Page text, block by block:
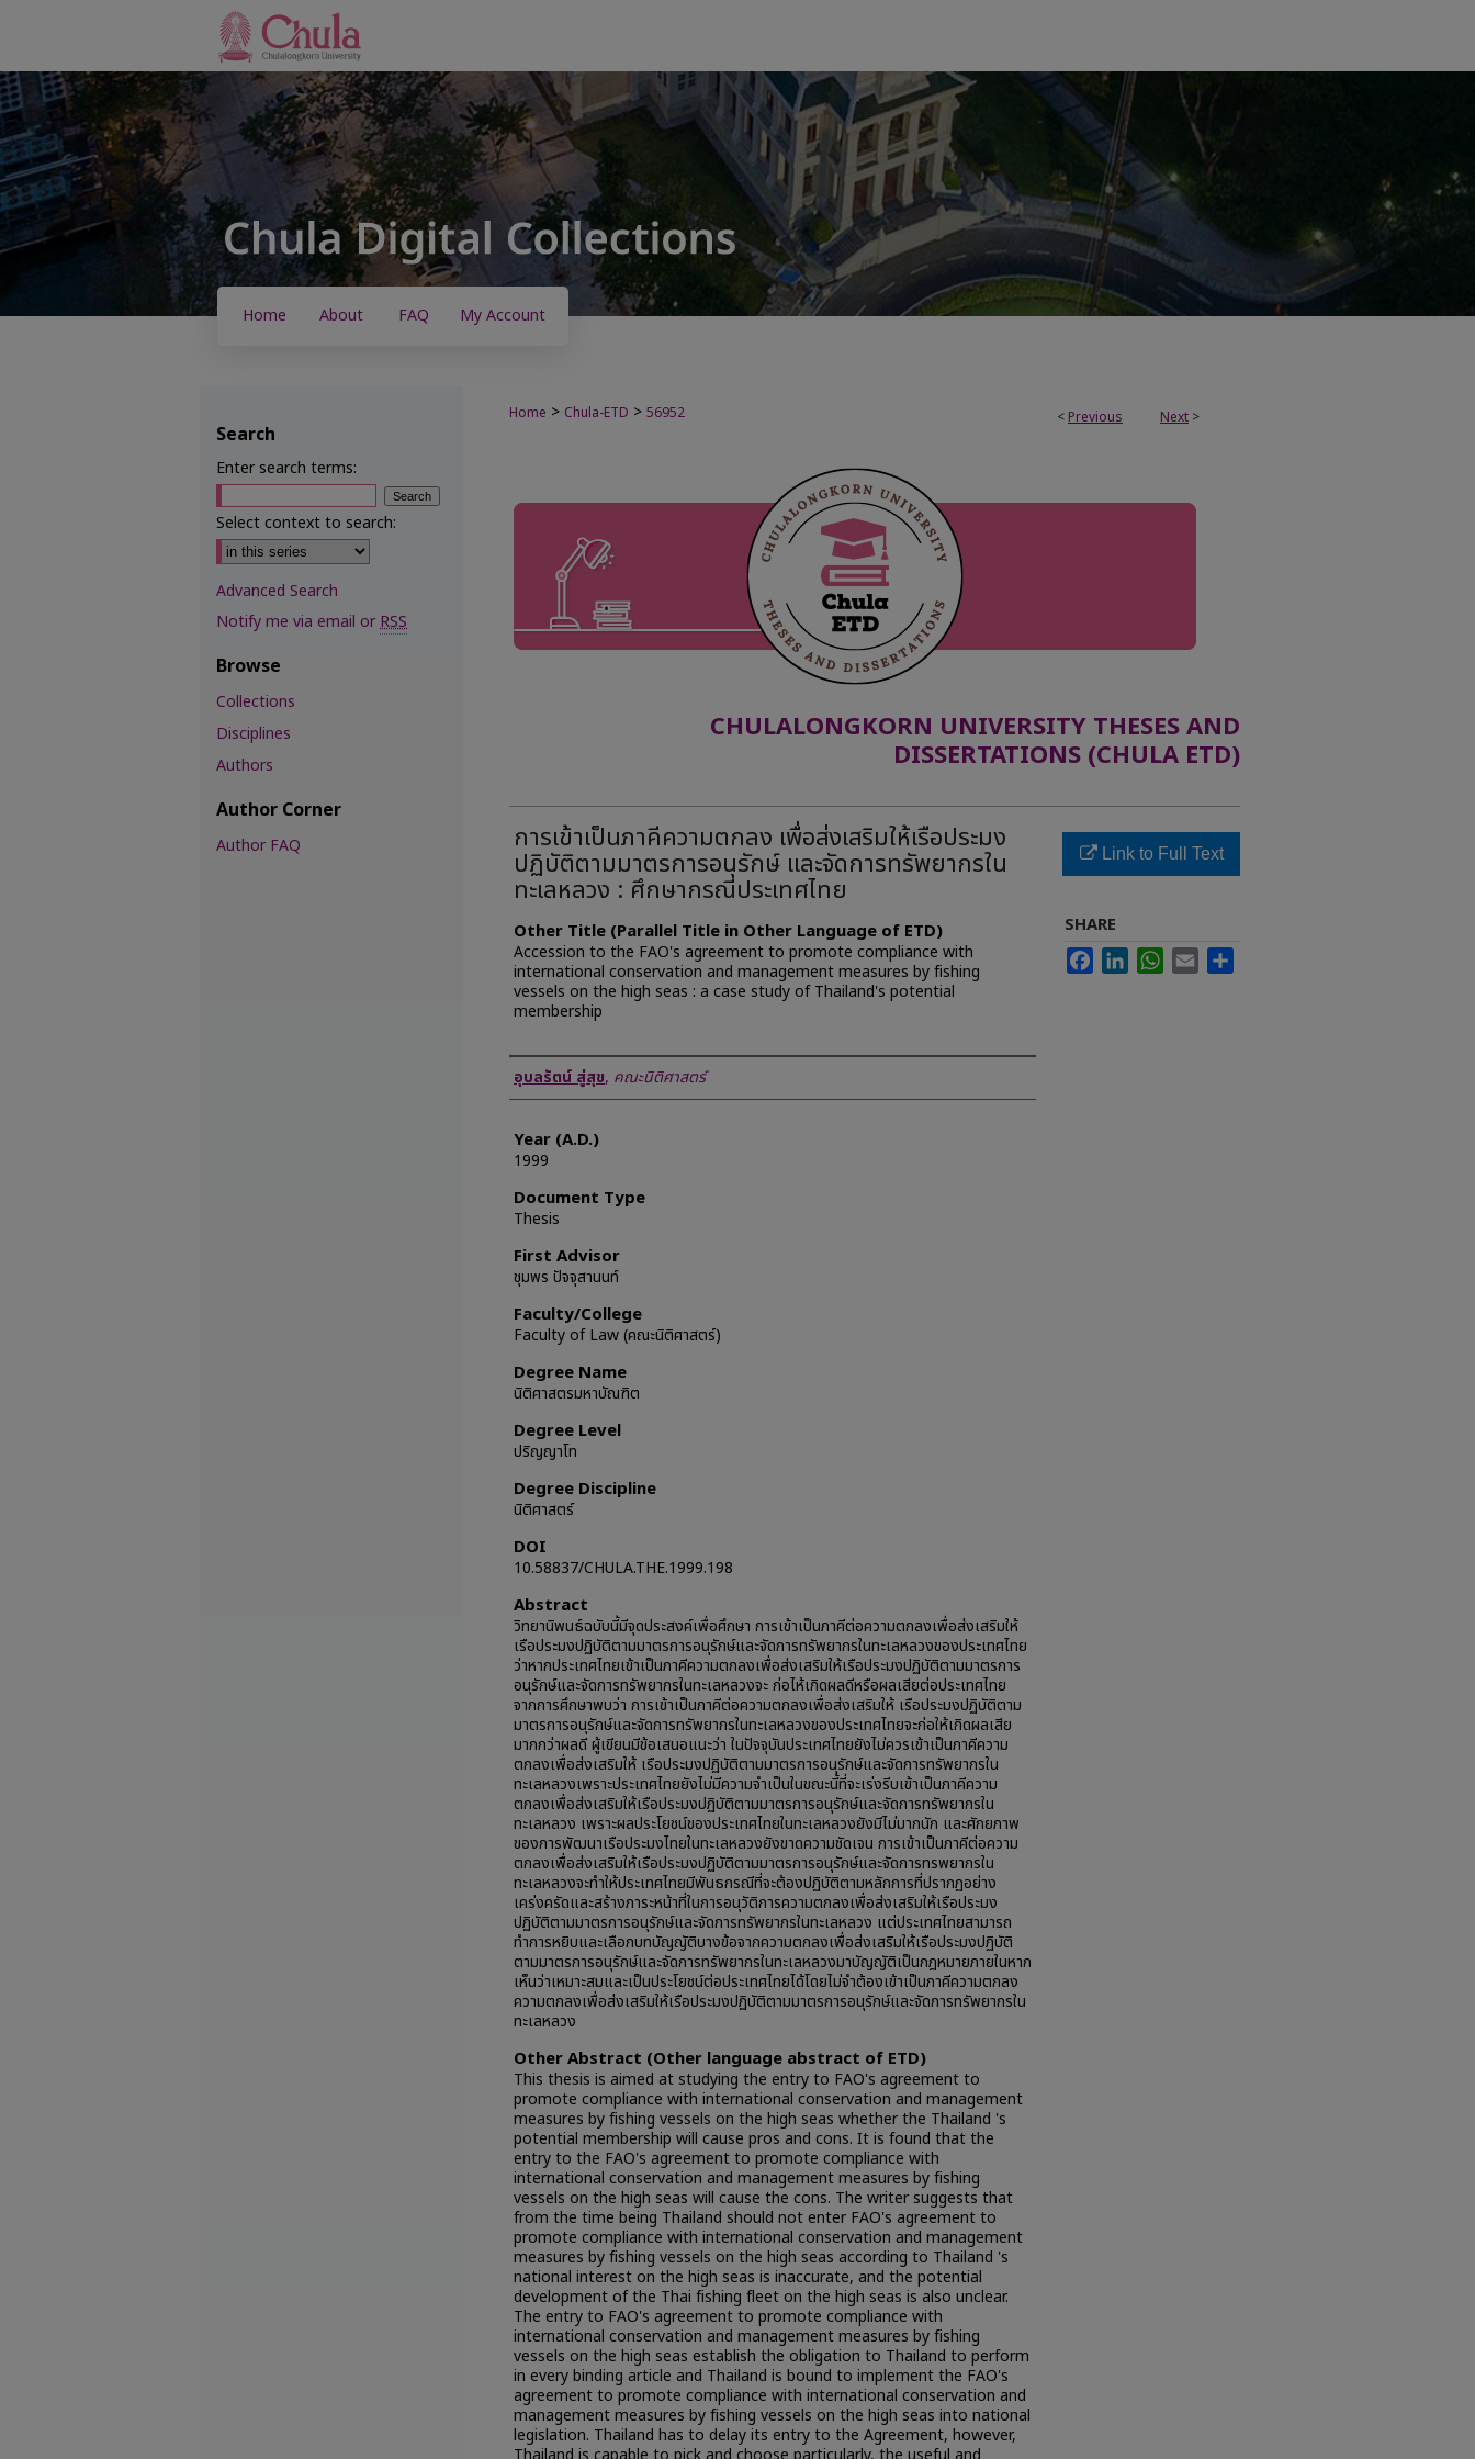
Home About FAQ My Account
< Previous Next >
Home > Chula-ETD > 56952
CHULALONGKORN UNIVERSITY THESES AND
DISSERTATIONS (CHULA ETD)
การเข้าเป็นภาคีความตกลง เพื่อส่งเสริมให้เรือประมง
ปฏิบัติตามมาตรการอนุรักษ์ และจัดการทรัพยากรใน
ทะเลหลวง : ศึกษากรณีประเทศไทย
Other Title (Parallel Title in Other Language of ETD)
Accession to the FAO's agreement to promote compliance with
international conservation and management measures by fishing
vessels on the high seas : a case study of Thailand's potential
membership
Author
อุบลรัตน์ สู่สุข, คณะนิติศาสตร์
Year (A.D.)
1999
Document Type
Thesis
First Advisor
ชุมพร ปัจจุสานนท์
Faculty/College
Faculty of Law (คณะนิติศาสตร์)
Degree Name
นิติศาสตรมหาบัณฑิต
Degree Level
ปริญญาโท
Degree Discipline
นิติศาสตร์
DOI
10.58837/CHULA.THE.1999.198
Abstract
วิทยานิพนธ์ฉบับนี้มีจุดประสงค์เพื่อศึกษา การเข้าเป็นภาคีต่อความตกลงเพื่อส่งเสริมให้
เรือประมงปฏิบัติตามมาตรการอนุรักษ์และจัดการทรัพยากรในทะเลหลวงของประเทศไทย
ว่าหากประเทศไทยเข้าเป็นภาคีความตกลงเพื่อส่งเสริมให้เรือประมงปฏิบัติตามมาตรการ
อนุรักษ์และจัดการทรัพยากรในทะเลหลวงจะ ก่อไห้เกิดผลดีหรือผลเสียต่อประเทศไทย
จากการศึกษาพบว่า การเข้าเป็นภาคีต่อความตกลงเพื่อส่งเสริมให้ เรือประมงปฏิบัติตาม
มาตรการอนุรักษ์และจัดการทรัพยากรในทะเลหลวงของประเทศไทยจะก่อให้เกิดผลเสีย
มากกว่าผลดี ผู้เขียนมีข้อเสนอแนะว่า ในปัจจุบันประเทศไทยยังไม่ควรเข้าเป็นภาคีความ
ตกลงเพื่อส่งเสริมให้ เรือประมงปฏิบัติตามมาตรการอนุรักษ์และจัดการทรัพยากรใน
ทะเลหลวงเพราะประเทศไทยยังไม่มีความจำเป็นในขณะนี้ที่จะเร่งรีบเข้าเป็นภาคีความ
ตกลงเพื่อส่งเสริมให้เรือประมงปฏิบัติตามมาตรการอนุรักษ์และจัดการทรัพยากรใน
ทะเลหลวง เพราะผลประโยชน์ของประเทศไทยในทะเลหลวงยังมีไม่มากนัก และศักยภาพ
ของการพัฒนาเรือประมงไทยในทะเลหลวงยังขาดความชัดเจน การเข้าเป็นภาคีต่อความ
ตกลงเพื่อส่งเสริมให้เรือประมงปฏิบัติตามมาตรการอนุรักษ์และจัดการทรพยากรใน
ทะเลหลวงจะทำให้ประเทศไทยมีพันธกรณีที่จะต้องปฏิบัติตามหลักการที่ปรากฏอย่าง
เคร่งครัดและสร้างภาระหน้าที่ในการอนุวัติการความตกลงเพื่อส่งเสริมให้เรือประมง
ปฏิบัติตามมาตรการอนุรักษ์และจัดการทรัพยากรในทะเลหลวง แต่ประเทศไทยสามารถ
ทำการหยิบและเลือกบทบัญญัติบางข้อจากความตกลงเพื่อส่งเสริมให้เรือประมงปฏิบัติ
ตามมาตรการอนุรักษ์และจัดการทรัพยากรในทะเลหลวงมาบัญญัติเป็นกฎหมายภายในหาก
เห็นว่าเหมาะสมและเป็นประโยชน์ต่อประเทศไทยได้โดยไม่จำต้องเข้าเป็นภาคีความตกลง
ความตกลงเพื่อส่งเสริมให้เรือประมงปฏิบัติตามมาตรการอนุรักษ์และจัดการทรัพยากรใน
ทะเลหลวง
Other Abstract (Other language abstract of ETD)
This thesis is aimed at studying the entry to FAO's agreement to
promote compliance with international conservation and management
measures by fishing vessels on the high seas whether the Thailand 's
potential membership will cause pros and cons. It is found that the
entry to the FAO's agreement to promote compliance with
international conservation and management measures by fishing
vessels on the high seas will cause the cons. The writer suggests that
from the time being Thailand should not enter FAO's agreement to
promote compliance with international conservation and management
measures by fishing vessels on the high seas according to Thailand 'ร
national interest on the high seas is inaccurate, and the potential
development of the Thai fishing fleet on the high seas is also unclear.
The entry to FAO's agreement to promote compliance with
international conservation and management measures by fishing
vessels on the high seas establish the obligation to Thailand to perform
in every binding article and Thailand is bound to implement the FAO's
agreement to promote compliance with international conservation and
management measures by fishing vessels on the high seas into national
legislation. Thailand has to delay its entry to the Agreement, however,
Link to Full Text
SHARE
FacebookLinkedInWhatsApp
Email
Search
Enter search terms:
Select context to search:
Advanced Search
Notify me via email orRSS
Browse
Collections
Disciplines
Authors
Author Corner
Author FAQ